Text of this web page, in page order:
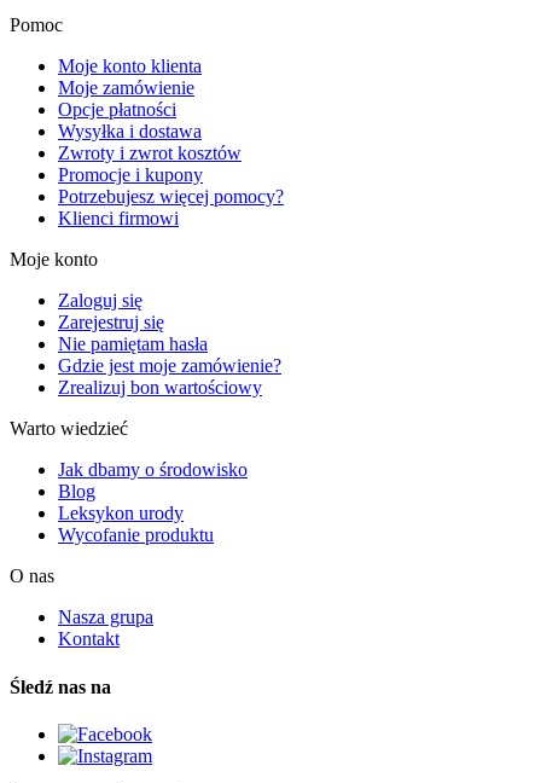
Pomoc
Moje konto klienta
Moje zamówienie
Opcje płatności
Wysyłka i dostawa
Zwroty i zwrot kosztów
Promocje i kupony
Potrzebujesz więcej pomocy?
Klienci firmowi
Moje konto
Zaloguj się
Zarejestruj się
Nie pamiętam hasła
Gdzie jest moje zamówienie?
Zrealizuj bon wartościowy
Warto wiedzieć
Jak dbamy o środowisko
Blog
Leksykon urody
Wycofanie produktu
O nas
Nasza grupa
Kontakt
Śledź nas na